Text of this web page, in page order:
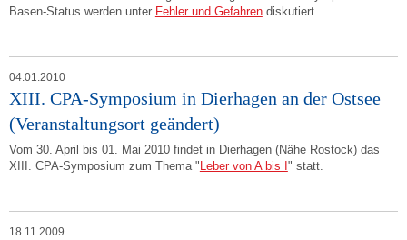
Basen-Status werden unter Fehler und Gefahrendiskutiert.
04.01.2010
XIII. CPA-Symposium in Dierhagen an der Ostsee
(Veranstaltungsort geändert)
Vom 30. April bis 01. Mai 2010 findet in Dierhagen (Nähe Rostock) das
XIII. CPA-Symposium zum Thema " Leber von A bis I " statt.
18.11.2009